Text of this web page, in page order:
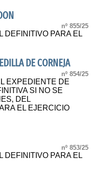
nº 855/25
DEFINITIVO PARA EL
DE CORNEJA
nº 854/25
EXPEDIENTE DE
SI NO SE
DEL
EL EJERCICIO
nº 853/25
DEFINITIVO PARA EL